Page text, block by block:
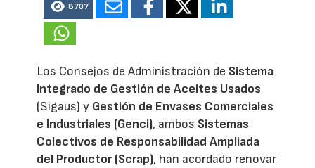
8707
Los Consejos de Administración de Sistema
Integrado de Gestión de Aceites Usados
(Sigaus) y Gestión de Envases Comerciales
e Industriales (Genci), ambos Sistemas
Colectivos de Responsabilidad Ampliada
del Productor (Scrap), han acordado renovar